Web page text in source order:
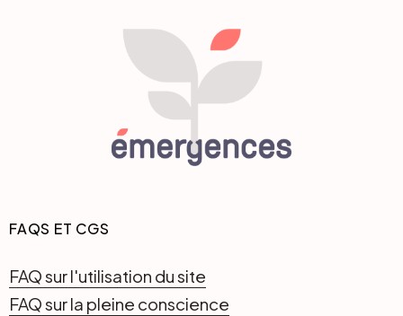
FAQS ET CGS
FAQ sur l'utilisation du site
FAQ sur la pleine conscience